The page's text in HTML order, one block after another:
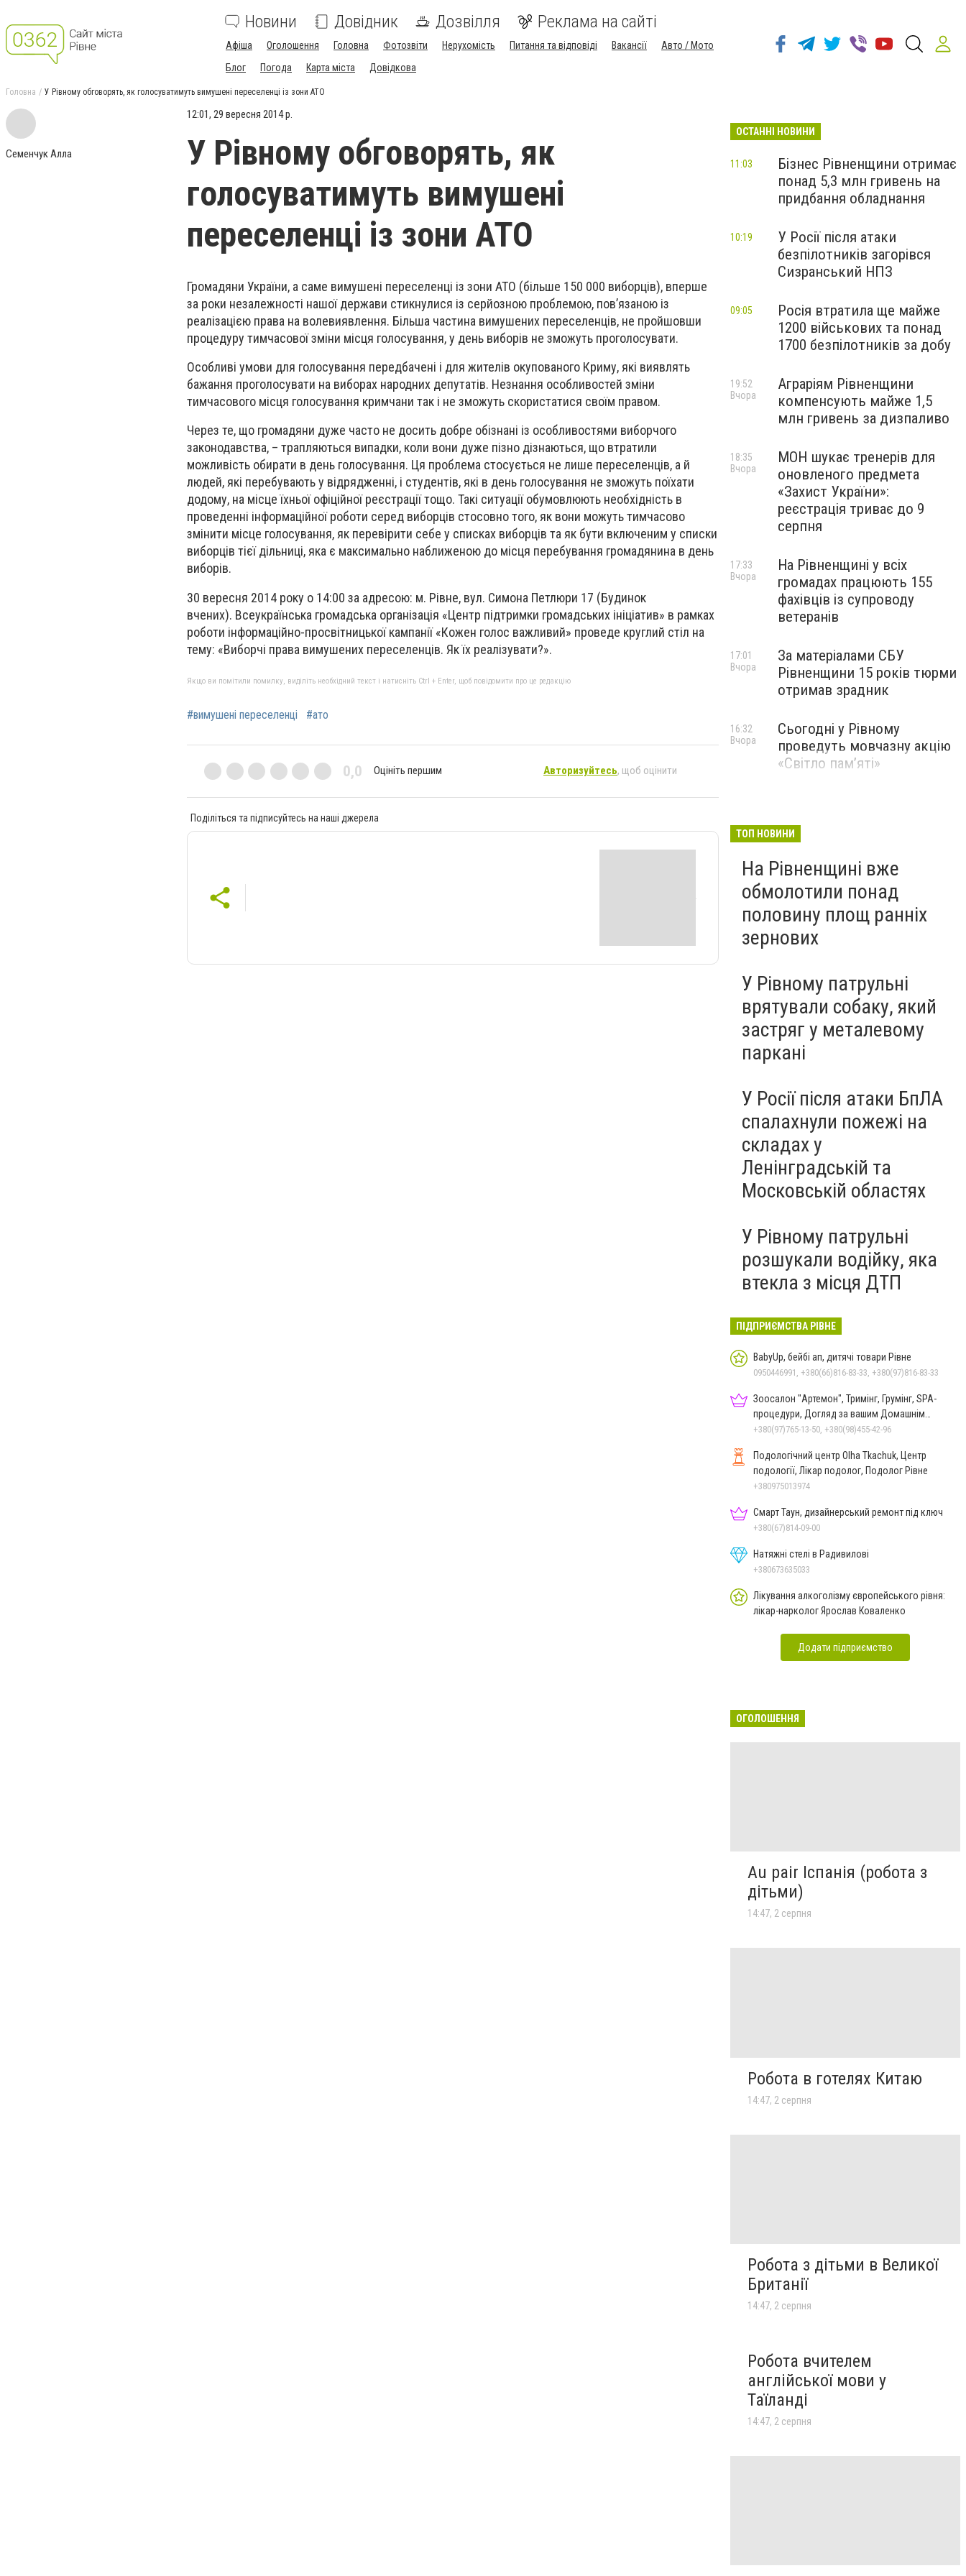
Новини Довідник Дозвілля Реклама на сайті
Афіша Оголошення Головна Фотозвіти Нерухомість Питання та відповіді Вакансії
Авто / Мото
Блог
Погода Карта міста Довідкова
Головна У Рівному обговорять, як голосуватимуть вимушені переселенці із зони АТО
Семенчук Алла
12:01, 29 вересня 2014 р.
У Рівному обговорять, як
голосуватимуть вимушені
переселенці із зони АТО
Громадяни України, а саме вимушені переселенці із зони АТО (більше 150 000 виборців), вперше
за роки незалежності нашої держави стикнулися із серйозною проблемою, пов’язаною із
реалізацією права на волевиявлення. Більша частина вимушених переселенців, не пройшовши
процедуру тимчасової зміни місця голосування, у день виборів не зможуть проголосувати.
Особливі умови для голосування передбачені і для жителів окупованого Криму, які виявлять
бажання проголосувати на виборах народних депутатів. Незнання особливостей зміни
тимчасового місця голосування кримчани так і не зможуть скористатися своїм правом.
Через те, що громадяни дуже часто не досить добре обізнані із особливостями виборчого
законодавства, – трапляються випадки, коли вони дуже пізно дізнаються, що втратили
можливість обирати в день голосування. Ця проблема стосується не лише переселенців, а й
людей, які перебувають у відрядженні, і студентів, які в день голосування не зможуть поїхати
додому, на місце їхньої офіційної реєстрації тощо. Такі ситуації обумовлюють необхідність в
проведенні інформаційної роботи серед виборців стосовно того, як вони можуть тимчасово
змінити місце голосування, як перевірити себе у списках виборців та як бути включеним у списки
виборців тієї дільниці, яка є максимально наближеною до місця перебування громадянина в день
виборів.
30 вересня 2014 року о 14:00 за адресою: м. Рівне, вул. Симона Петлюри 17 (Будинок
вчених). Всеукраїнська громадська організація «Центр підтримки громадських ініціатив» в рамках
роботи інформаційно-просвітницької кампанії «Кожен голос важливий» проведе круглий стіл на
тему: «Виборчі права вимушених переселенців. Як їх реалізувати?».
Якщо ви помітили помилку, виділіть необхідний текст і натисніть Ctrl + Enter, щоб повідомити про це редакцію
#вимушені переселенці #ато
0,0 Оцініть першим Авторизуйтесь, щоб оцінити
Поділіться та підписуйтесь на наші джерела
ОСТАННІ НОВИНИ
Бізнес Рівненщини отримає
понад 5,3 млн гривень на
придбання обладнання
11:03
У Росії після атаки
безпілотників загорівся
Сизранський НПЗ
10:19
Росія втратила ще майже
1200 військових та понад
1700 безпілотників за добу
09:05
Аграріям Рівненщини
компенсують майже 1,5
млн гривень за дизпаливо
19:52
Вчора
МОН шукає тренерів для
оновленого предмета
«Захист України»:
реєстрація триває до 9
серпня
18:35
Вчора
На Рівненщині у всіх
громадах працюють 155
фахівців із супроводу
ветеранів
17:33
Вчора
За матеріалами СБУ
Рівненщини 15 років тюрми
отримав зрадник
17:01
Вчора
Сьогодні у Рівному
проведуть мовчазну акцію
«Світло пам’яті»
16:32
Вчора
ТОП НОВИНИ
На Рівненщині вже
обмолотили понад
половину площ ранніх
зернових
У Рівному патрульні
врятували собаку, який
застряг у металевому
паркані
У Росії після атаки БпЛА
спалахнули пожежі на
складах у
Ленінградській та
Московській областях
У Рівному патрульні
розшукали водійку, яка
втекла з місця ДТП
ПІДПРИЄМСТВА РІВНЕ
BabyUp, бейбі ап, дитячі товари Рівне
0950446991, +380(66)816-83-33, +380(97)816-83-33
Зоосалон "Артемон", Тримінг, Грумінг, SPA-
процедури, Догляд за вашим Домашнім
Улюбленцем
+380(97)765-13-50, +380(98)455-42-96
Подологічний центр Olha Tkachuk, Центр
подології, Лікар подолог, Подолог Рівне
+380975013974
Смарт Таун, дизайнерський ремонт під ключ
+380(67)814-09-00
Натяжні стелі в Радивилові
+380673635033
Лікування алкоголізму європейського рівня:
лікар-нарколог Ярослав Коваленко
Додати підприємство
ОГОЛОШЕННЯ
Au pair Іспанія (робота з
дітьми)
14:47, 2 серпня
Робота в готелях Китаю
14:47, 2 серпня
Робота з дітьми в Великої
Британії
14:47, 2 серпня
Робота вчителем
англійської мови у
Таїланді
14:47, 2 серпня